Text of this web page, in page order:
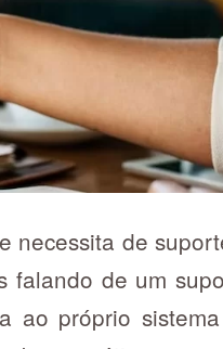
necessita de
falando de um
ao próprio